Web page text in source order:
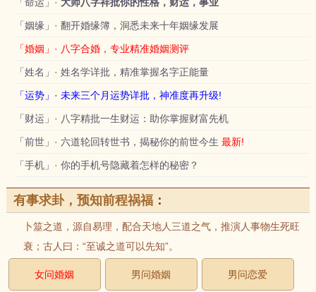
「姻缘」· 翻开婚缘簿，洞悉未来十年姻缘发展
「婚姻」· 八字合婚，专业精准婚姻测评
「姓名」· 姓名学详批，精准掌握名字正能量
「运势」· 未来三个月运势详批，神准度再升级!
「财运」· 八字精批一生财运：助你掌握财富先机
「前世」· 六道轮回转世书，揭秘你的前世今生 最新!
「手机」· 你的手机号隐藏着怎样的秘密？
有事求卦，预知前程祸福：
卜筮之道，源自易理，配合天地人三道之气，推演人事物生死旺
衰；古人曰：“至诚之道可以先知”。
女问婚姻 男问婚姻 男问恋爱